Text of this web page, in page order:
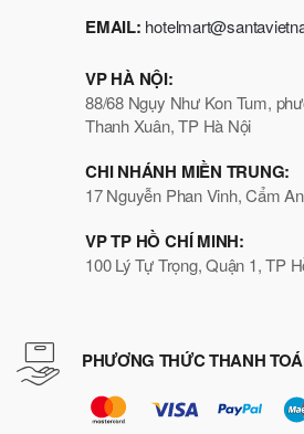
EMAIL:
VP HÀ NỘI:
88/68 Ngụy Như Kon Tum,
Thanh Xuân, TP Hà Nội
CHI NHÁNH MIỀN TRUNG:
17 Nguyễn Phan Vinh, Cẩm
VP TP HỒ CHÍ MINH:
100 Lý Tự Trọng, Quận 1, TP
PHƯƠNG THỨC THANH